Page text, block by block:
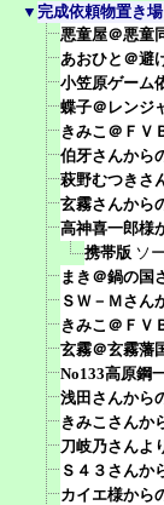
▼ 完成依頼物置き場
悪童屋＠悪童
あおひと＠避
小笠原ゲーム
蝶子＠レンジ
きみこ＠ＦＶ
伯牙さんから
萩野むつきさ
玄霧さんから
高神喜一郎様
携帯版 ソ
まき＠鍋の
ＳＷ－Ｍさん
きみこ＠ＦＶ
玄霧＠玄霧藩
No133高原鋼
浅田さんから
きみこさんか
刀岐乃さんよ
Ｓ４３さんか
カイエ様から